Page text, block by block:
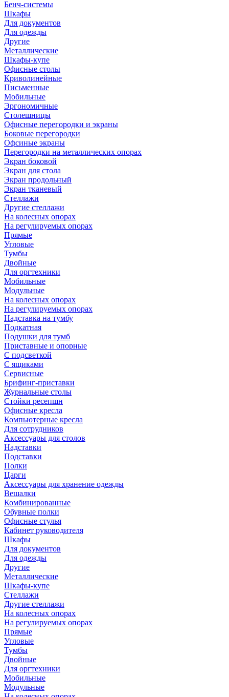
Бенч-системы
Шкафы
Для документов
Для одежды
Другие
Металлические
Шкафы-купе
Офисные столы
Криволинейные
Письменные
Мобильные
Эргономичные
Столешницы
Офисные перегородки и экраны
Боковые перегородки
Офсиные экраны
Перегородки на металлических опорах
Экран боковой
Экран для стола
Экран продольный
Экран тканевый
Стеллажи
Другие стеллажи
На колесных опорах
На регулируемых опорах
Прямые
Угловые
Тумбы
Двойные
Для оргтехники
Мобильные
Модульные
На колесных опорах
На регулируемых опорах
Надставка на тумбу
Подкатная
Подушки для тумб
Приставные и опорные
С подсветкой
С ящиками
Сервисные
Брифинг-приставки
Журнальные столы
Стойки ресепшн
Офисные кресла
Компьютерные кресла
Для сотрудников
Аксессуары для столов
Надставки
Подставки
Полки
Царги
Аксессуары для хранение одежды
Вешалки
Комбинированные
Обувные полки
Офисные стулья
Кабинет руководителя
Шкафы
Для документов
Для одежды
Другие
Металлические
Шкафы-купе
Стеллажи
Другие стеллажи
На колесных опорах
На регулируемых опорах
Прямые
Угловые
Тумбы
Двойные
Для оргтехники
Мобильные
Модульные